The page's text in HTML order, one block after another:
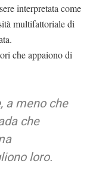
interpretata come
multifattoriale di
che appaiono di
, a meno che
che
loro.